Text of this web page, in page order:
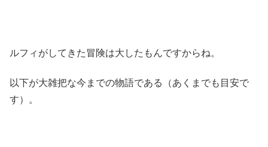
ルフィがしてきた冒険は大したもんですからね。
以下が大雑把な今までの物語である（あくまでも目安で
す）。